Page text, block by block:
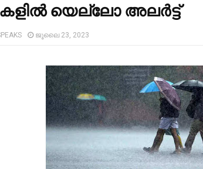
യെല്ലോ അലര്‍ട്ട്
ജൂലൈ 23, 2023